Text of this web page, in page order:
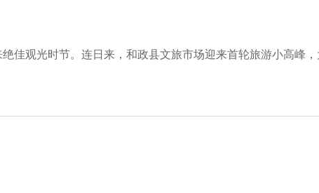
观光时节。连日来，和政县文旅市场迎来首轮旅游小高峰